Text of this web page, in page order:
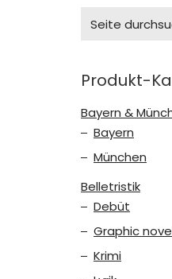
for:
Produkt-
Bayern &
Bayern
München
Belletristik
Debüt
Graphic
Krimi